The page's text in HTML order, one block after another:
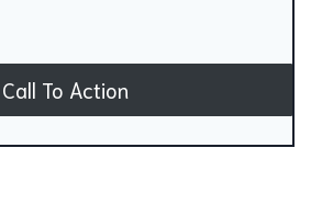
Call To Action